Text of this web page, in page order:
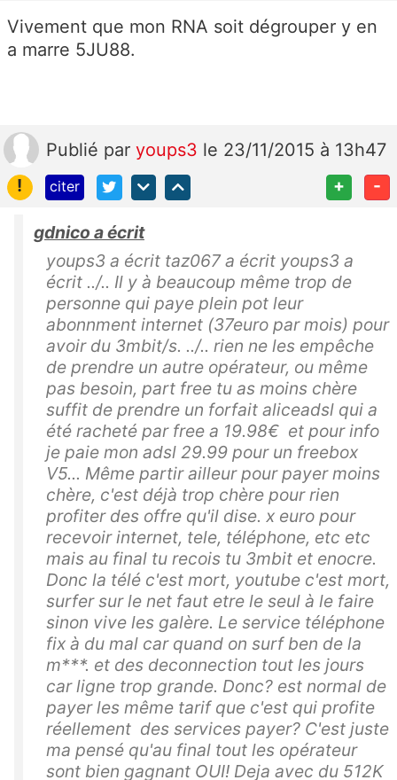
Vivement que mon RNA soit dégrouper y en
a marre 5JU88.
Publié par youps3 le 23/11/2015 à 13h47
!
citer + -
gdnico a écrit
youps3 a écrit taz067 a écrit youps3 a
écrit ../.. Il y à beaucoup même trop de
personne qui paye plein pot leur
abonnment internet (37euro par mois) pour
avoir du 3mbit/s. ../.. rien ne les empêche
de prendre un autre opérateur, ou même
pas besoin, part free tu as moins chère
suffit de prendre un forfait aliceadsl qui a
été racheté par free a 19.98€ et pour info
je paie mon adsl 29.99 pour un freebox
V5... Même partir ailleur pour payer moins
chère, c'est déjà trop chère pour rien
profiter des offre qu'il dise. x euro pour
recevoir internet, tele, téléphone, etc etc
mais au final tu recois tu 3mbit et enocre.
Donc la télé c'est mort, youtube c'est mort,
surfer sur le net faut etre le seul à le faire
sinon vive les galère. Le service téléphone
fix à du mal car quand on surf ben de la
m***. et des deconnection tout les jours
car ligne trop grande. Donc? est normal de
payer les même tarif que c'est qui profite
réellement des services payer? C'est juste
ma pensé qu'au final tout les opérateur
sont bien gagnant OUI! Deja avec du 512K